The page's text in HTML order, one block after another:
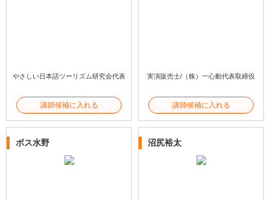
やさしい日本語ツーリズム研究会代表
講師候補に入れる
実演販売士/（株）一心動代表取締役
講師候補に入れる
ボス水野 沼尻裕太